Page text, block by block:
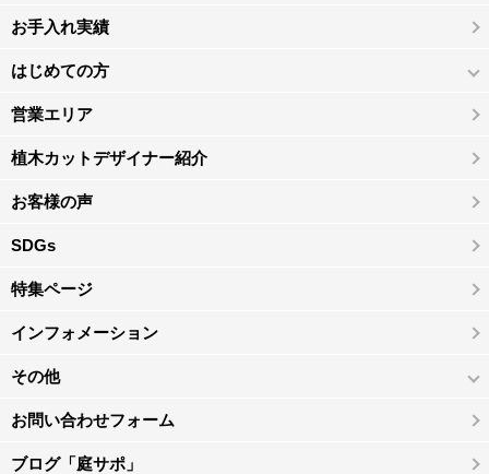
お手入れ実績
はじめての方
営業エリア
植木カットデザイナー紹介
お客様の声
SDGs
特集ページ
インフォメーション
その他
お問い合わせフォーム
ブログ「庭サポ」